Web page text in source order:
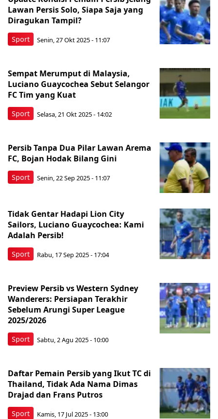
Sport
Lawan Persis Solo, Siapa Saja yang
Diragukan Tampil?
Senin, 27 Okt 2025 - 11:07
Sport
Sempat Merumput di Malaysia,
Luciano Guaycochea Sebut Selangor
FC Tim yang Kuat
Selasa, 21 Okt 2025 - 14:02
Sport
Persib Tanpa Dua Pilar Lawan Arema
FC, Bojan Hodak Bilang Gini
Senin, 22 Sep 2025 - 11:07
Sport
Tidak Gentar Hadapi Lion City
Sailors, Luciano Guaycochea: Kami
Adalah Persib!
Rabu, 17 Sep 2025 - 17:04
Sport
Preview Persib vs Western Sydney
Wanderers: Persiapan Terakhir
Sebelum Arungi Super League
2025/2026
Sabtu, 2 Agu 2025 - 10:00
Sport
Daftar Pemain Persib yang Ikut TC di
Thailand, Tidak Ada Nama Dimas
Drajad dan Frans Putros
Kamis, 17 Jul 2025 - 13:00